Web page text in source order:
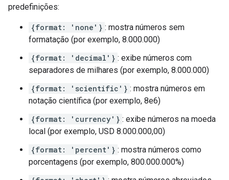
predefinições:
{format: 'none'} : mostra números sem
formatação (por exemplo, 8.000.000)
{format: 'decimal'} : exibe números com
separadores de milhares (por exemplo, 8.000.000)
{format: 'scientific'} : mostra números em
notação científica (por exemplo, 8e6)
{format: 'currency'} : exibe números na moeda
local (por exemplo, USD 8.000.000,00)
{format: 'percent'} : mostra números como
porcentagens (por exemplo, 800.000.000%)